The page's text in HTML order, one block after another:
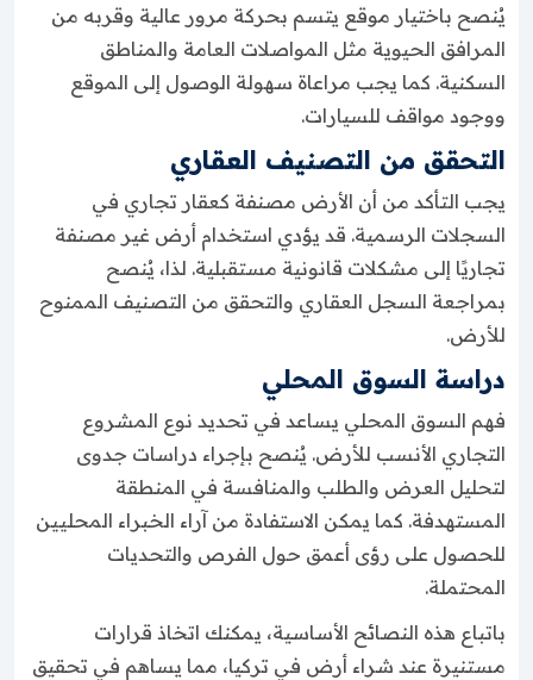
يُنصح باختيار موقع يتسم بحركة مرور عالية وقربه من
المرافق الحيوية مثل المواصلات العامة والمناطق
السكنية. كما يجب مراعاة سهولة الوصول إلى الموقع
ووجود مواقف للسيارات.
التحقق من التصنيف العقاري
يجب التأكد من أن الأرض مصنفة كعقار تجاري في
السجلات الرسمية. قد يؤدي استخدام أرض غير مصنفة
تجاريًا إلى مشكلات قانونية مستقبلية. لذا، يُنصح
بمراجعة السجل العقاري والتحقق من التصنيف الممنوح
للأرض.
دراسة السوق المحلي
فهم السوق المحلي يساعد في تحديد نوع المشروع
التجاري الأنسب للأرض. يُنصح بإجراء دراسات جدوى
لتحليل العرض والطلب والمنافسة في المنطقة
المستهدفة. كما يمكن الاستفادة من آراء الخبراء المحليين
للحصول على رؤى أعمق حول الفرص والتحديات
المحتملة.
باتباع هذه النصائح الأساسية، يمكنك اتخاذ قرارات
مستنيرة عند شراء أرض في تركيا، مما يساهم في تحقيق